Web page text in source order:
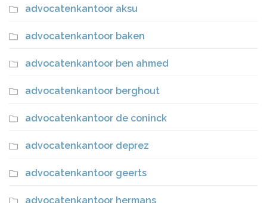
advocatenkantoor aksu
advocatenkantoor baken
advocatenkantoor ben ahmed
advocatenkantoor berghout
advocatenkantoor de coninck
advocatenkantoor deprez
advocatenkantoor geerts
advocatenkantoor hermans